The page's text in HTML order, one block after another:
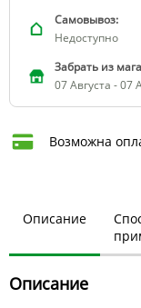
Самовывоз:
Недоступно
Забрать из
07 Августа - 07
Возможна
Описание
Описание